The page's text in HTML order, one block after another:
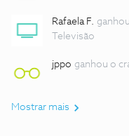
Rafaela F.
Televisão
jppo ganhou o
Mostrar mais